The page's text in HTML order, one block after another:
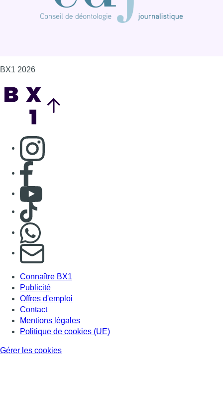
BX1 2026
Consulter page Instagram
Consulter page Facebook
Consulter Youtube
Consulter TikTok
S'abonner à notre newsletter
Connaître BX1
Publicité
Offres d'emploi
Contact
Mentions légales
Politique de cookies (UE)
Gérer les cookies